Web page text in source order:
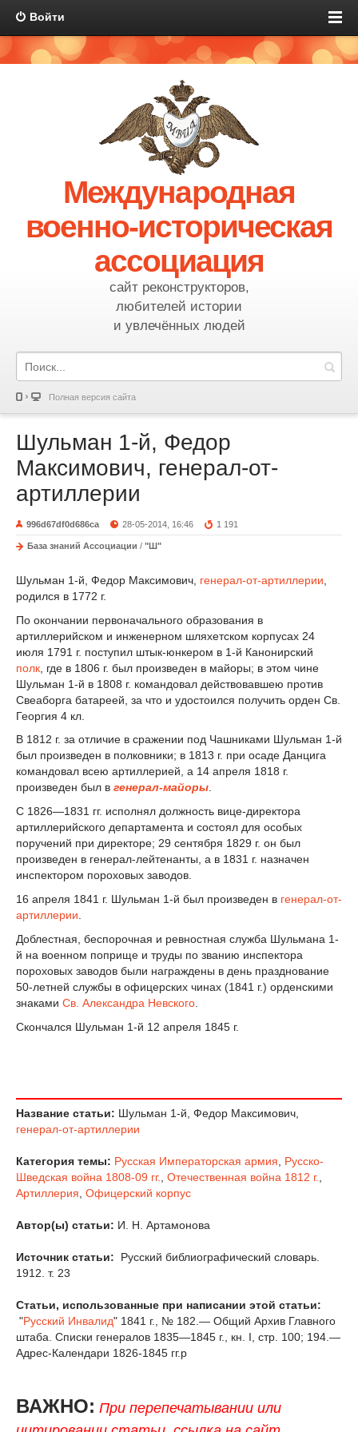
Войти
Международная
военно-историческая
ассоциация
сайт реконструкторов,
любителей истории
и увлечённых людей
Полная версия сайта
Шульман 1-й, Федор
Максимович, генерал-от-
артиллерии
996d67df0d686ca 28-05-2014, 16:46 1 191
База знаний Ассоциации / "Ш"
Шульман 1-й, Федор Максимович, генерал-от-артиллерии
родился в 1772 г.
По окончании первоначального образования в
артиллерийском и инженерном шляхетском корпусах 24
июля 1791 г. поступил штык-юнкером в 1-й Канонирский
полк , где в 1806 г. был произведен в майоры; в этом чине
Шульман 1-й в 1808 г. командовал действовавшею против
Свеаборга батареей, за что и удостоился получить орден Св.
Георгия 4 кл.
В 1812 г. за отличие в сражении под Чашниками Шульман 1-й
был произведен в полковники; в 1813 г. при осаде Данцига
командовал всею артиллерией, а 14 апреля 1818 г.
произведен был в генерал-майоры.
С 1826—1831 гг. исполнял должность вице-директора
артиллерийского департамента и состоял для особых
поручений при директоре; 29 сентября 1829 г. он был
произведен в генерал-лейтенанты, а в 1831 г. назначен
инспектором пороховых заводов.
16 апреля 1841 г. Шульман 1-й был произведен в генерал-от-
артиллерии
Доблестная, беспорочная и ревностная служба Шульмана 1-
й на военном поприще и труды по званию инспектора
пороховых заводов были награждены в день празднование
50-летней службы в офицерских чинах (1841 г.) орденскими
знаками Св. Александра Невского
Скончался Шульман 1-й 12 апреля 1845 г.
Название статьи: Шульман 1-й, Федор Максимович,
генерал-от-артиллерии
Категория темы: Русская Императорская армия
Русско-
Шведская война 1808-09 гг.
Отечественная война 1812 г.
Артиллерия Офицерский корпус
Автор(ы) статьи: И. Н. Артамонова
Источник статьи:
Русский библиографический словарь.
1912. т. 23
Статьи, использованные при написании этой статьи:
"Русский Инвалид" 1841 г., № 182.— Общий Архив Главного
штаба. Списки генералов 1835—1845 г., кн. I, стр. 100; 194.—
Адрес-Календари 1826-1845 гг.р
ВАЖНО: При перепечатывании или